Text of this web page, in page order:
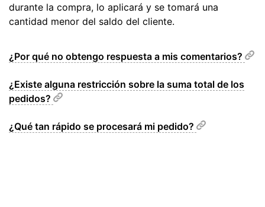
durante la compra, lo aplicará y se tomará una
cantidad menor del saldo del cliente.
¿Por qué no obtengo respuesta a mis comentarios?
¿Existe alguna restricción sobre la suma total de los
pedidos?
¿Qué tan rápido se procesará mi pedido?